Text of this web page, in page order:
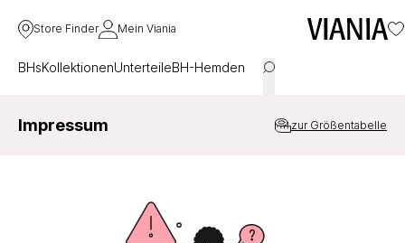
Store Finder Mein Viania
BHsKollektionenUnterteileBH-Hemden
Impressum zur Größentabelle